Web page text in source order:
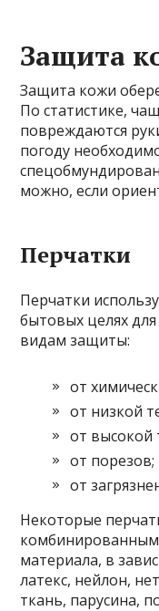
Защита
Защита кожи
По статистике,
повреждаются
погоду
можно, если
Перчатки
Перчатки
бытовых целях
видам защиты:
от
от низкой
от высокой
от порезов;
от
Некоторые
материала, в
латекс, нейлон,
ткань, парусина,